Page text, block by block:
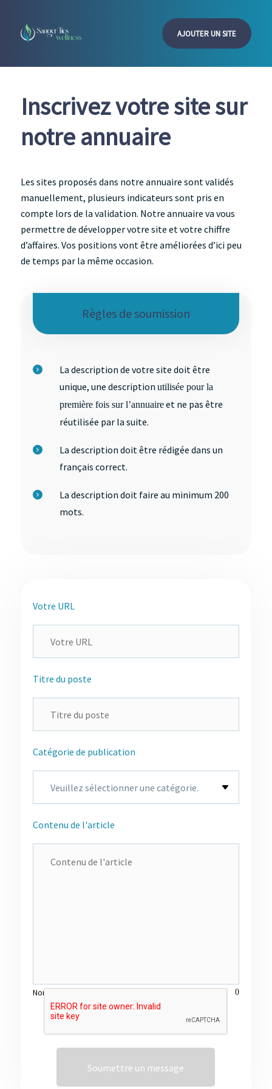
AJOUTER UN SITE
Inscrivez votre site sur
notre annuaire
Les sites proposés dans notre annuaire sont validés
manuellement, plusieurs indicateurs sont pris en
compte lors de la validation. Notre annuaire va vous
permettre de développer votre site et votre chiffre
d’affaires. Vos positions vont être améliorées d’ici peu
de temps par la même occasion.
Règles de soumission
La description de votre site doit être
unique, une description utilisée pour la
première fois sur l’annuaireet ne pas être
réutilisée par la suite.
La description doit être rédigée dans un
français correct.
La description doit faire au minimum 200
mots.
Votre URL
Titre du poste
Catégorie de publication
Contenu de l'article
Nombre de mots actuel : 0